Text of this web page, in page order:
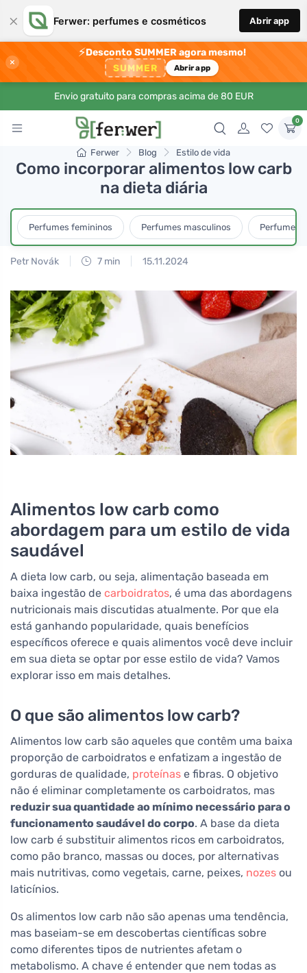
× Ferwer: perfumes e cosméticos Abrir app
×
⚡Desconto SUMMER agora mesmo!
SUMMER Abrir app
Envio gratuito para compras acima de 80 EUR
0
Ferwer Blog Estilo de vida
Como incorporar alimentos low carb
na dieta diária
Perfumes femininos Perfumes masculinos Perfumes
Petr Novák 7 min 15.11.2024
Alimentos low carb como
abordagem para um estilo de vida
saudável
A dieta low carb, ou seja, alimentação baseada em
baixa ingestão de carboidratos, é uma das abordagens
nutricionais mais discutidas atualmente. Por que ela
está ganhando popularidade, quais benefícios
específicos oferece e quais alimentos você deve incluir
em sua dieta se optar por esse estilo de vida? Vamos
explorar isso em mais detalhes.
O que são alimentos low carb?
Alimentos low carb são aqueles que contêm uma baixa
proporção de carboidratos e enfatizam a ingestão de
gorduras de qualidade, proteínas e fibras. O objetivo
não é eliminar completamente os carboidratos, mas
reduzir sua quantidade ao mínimo necessário para o
funcionamento saudável do corpo. A base da dieta
low carb é substituir alimentos ricos em carboidratos,
como pão branco, massas ou doces, por alternativas
mais nutritivas, como vegetais, carne, peixes, nozes ou
laticínios.
Os alimentos low carb não são apenas uma tendência,
mas baseiam-se em descobertas científicas sobre
como diferentes tipos de nutrientes afetam o
metabolismo. A chave é entender que nem todas as